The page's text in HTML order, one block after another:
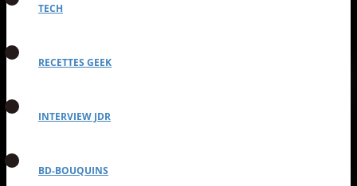
TECH
RECETTES GEEK
INTERVIEW JDR
BD-BOUQUINS